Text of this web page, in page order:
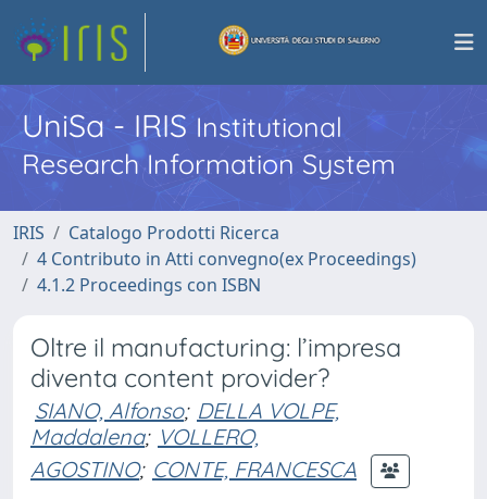
UniSa - IRISInstitutional
Research Information System
IRIS
Catalogo Prodotti Ricerca
4 Contributo in Atti convegno(ex Proceedings)
4.1.2 Proceedings con ISBN
Oltre il manufacturing: l’impresa
diventa content provider?
SIANO, Alfonso; DELLA VOLPE,
Maddalena; VOLLERO,
AGOSTINO; CONTE, FRANCESCA